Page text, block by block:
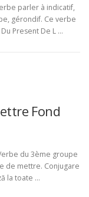
parler à indicatif,
gérondif. Ce verbe
Present De L …
Fond
du 3ème groupe
de mettre. Conjugare
la toate …